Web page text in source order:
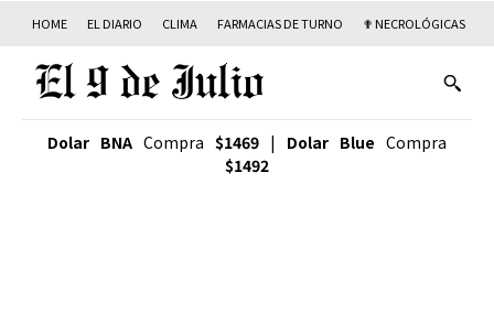
HOME EL DIARIO CLIMA FARMACIAS DE TURNO ✟ NECROLÓGICAS
Dolar BNA Compra $1469 | Dolar Blue Compra
$1492